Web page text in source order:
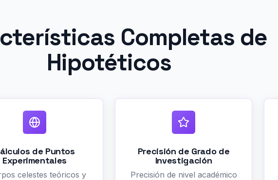
Completas de
Hipotéticos
de Puntos
Experimentales
celestes teóricos y
Precisión de Grado de
Investigación
Precisión de nivel académico